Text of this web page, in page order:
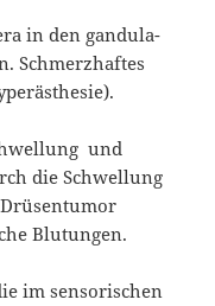
in den gandula-
Schmerzhaftes
und
die Schwellung
Blutungen.
im sensorischen